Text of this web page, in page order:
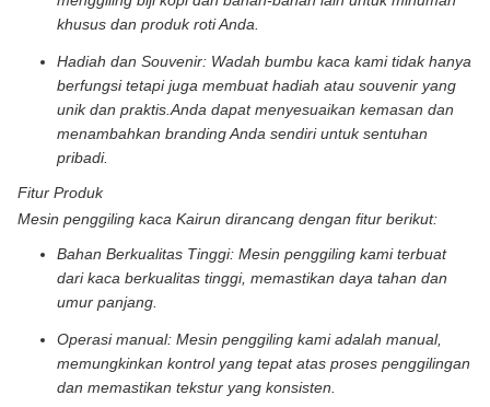
khusus dan produk roti Anda.
Hadiah dan Souvenir: Wadah bumbu kaca kami tidak hanya
berfungsi tetapi juga membuat hadiah atau souvenir yang
unik dan praktis.Anda dapat menyesuaikan kemasan dan
menambahkan branding Anda sendiri untuk sentuhan
pribadi.
Fitur Produk
Mesin penggiling kaca Kairun dirancang dengan fitur berikut:
Bahan Berkualitas Tinggi: Mesin penggiling kami terbuat
dari kaca berkualitas tinggi, memastikan daya tahan dan
umur panjang.
Operasi manual: Mesin penggiling kami adalah manual,
memungkinkan kontrol yang tepat atas proses penggilingan
dan memastikan tekstur yang konsisten.